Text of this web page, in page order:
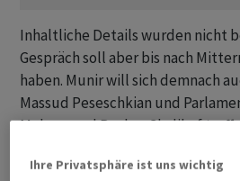
Inhaltliche Details wurden nicht
Gespräch soll aber bis nach
haben. Munir will sich demnach
Massud Peseschkian und
Mohammed Bagher Ghalibaf
Am Freitag hiess es aus
Ihre Privatsphäre ist uns wichtig